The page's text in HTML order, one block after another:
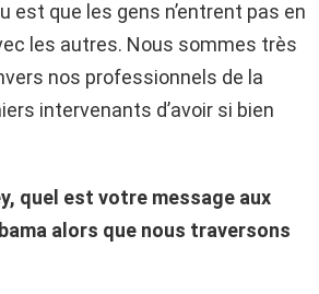
est que les gens n’entrent pas en
les autres. Nous sommes très
nos professionnels de la
intervenants d’avoir si bien
quel est votre message aux
alors que nous traversons